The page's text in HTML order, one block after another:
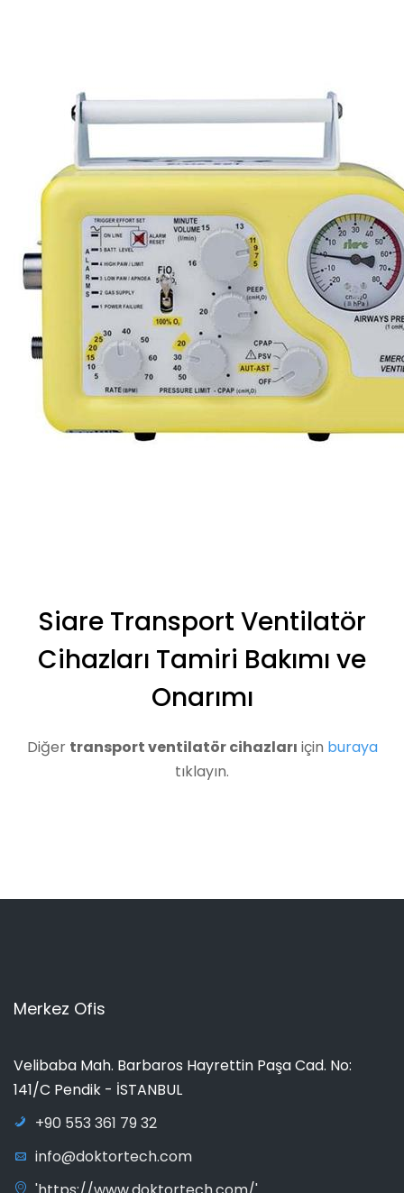
Siare Transport Ventilatör
Cihazları Tamiri Bakımı ve
Onarımı
Diğer transport ventilatör cihazları için buraya
tıklayın.
Merkez Ofis
Velibaba Mah. Barbaros Hayrettin Paşa Cad. No:
141/C Pendik - İSTANBUL
+90 553 361 79 32
info@doktortech.com